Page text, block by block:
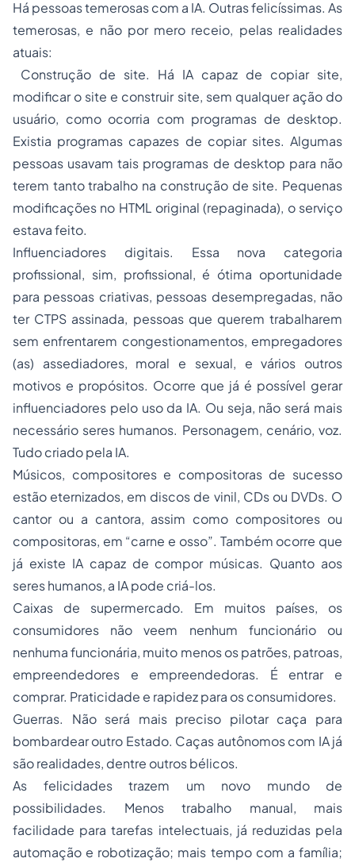
Há pessoas temerosas com a IA. Outras felicíssimas. As
temerosas, e não por mero receio, pelas realidades
atuais:
Construção de site. Há IA capaz de copiar site,
modificar o site e construir site, sem qualquer ação do
usuário, como ocorria com programas de desktop.
Existia programas capazes de copiar sites. Algumas
pessoas usavam tais programas de desktop para não
terem tanto trabalho na construção de site. Pequenas
modificações no HTML original (repaginada), o serviço
estava feito.
Influenciadores digitais. Essa nova categoria
profissional, sim, profissional, é ótima oportunidade
para pessoas criativas, pessoas desempregadas, não
ter CTPS assinada, pessoas que querem trabalharem
sem enfrentarem congestionamentos, empregadores
(as) assediadores, moral e sexual, e vários outros
motivos e propósitos. Ocorre que já é possível gerar
influenciadores pelo uso da IA. Ou seja, não será mais
necessário seres humanos. Personagem, cenário, voz.
Tudo criado pela IA.
Músicos, compositores e compositoras de sucesso
estão eternizados, em discos de vinil, CDs ou DVDs. O
cantor ou a cantora, assim como compositores ou
compositoras, em “carne e osso”. Também ocorre que
já existe IA capaz de compor músicas. Quanto aos
seres humanos, a IA pode criá-los.
Caixas de supermercado. Em muitos países, os
consumidores não veem nenhum funcionário ou
nenhuma funcionária, muito menos os patrões, patroas,
empreendedores e empreendedoras. É entrar e
comprar. Praticidade e rapidez para os consumidores.
Guerras. Não será mais preciso pilotar caça para
bombardear outro Estado. Caças autônomos com IA já
são realidades, dentre outros bélicos.
As felicidades trazem um novo mundo de
possibilidades. Menos trabalho manual, mais
facilidade para tarefas intelectuais, já reduzidas pela
automação e robotização; mais tempo com a família;